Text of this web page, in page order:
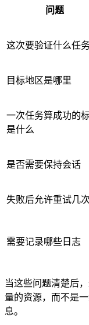
问题
这次要验证什么任
目标地区是哪里
一次任务算成功的
是什么
是否需要保持会话
失败后允许重试几次
需要记录哪些日志
当这些问题清楚后
量的资源，而不是
息。